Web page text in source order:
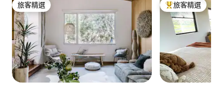
旅客精選
旅客精選 旅客精選榜首
旅客精選